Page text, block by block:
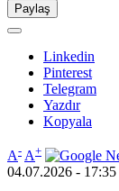
Paylaş
Linkedin
Pinterest
Telegram
Yazdır
Kopyala
A- A+
04.07.2026 - 17:35